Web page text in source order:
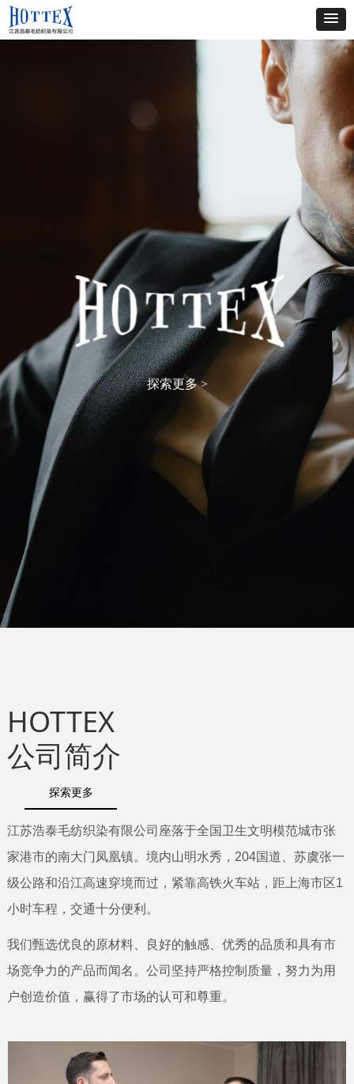
HOTTEX
公司简介
江苏浩泰毛纺织染有限公司座落于全国卫生文明模范城市张
家港市的南大门凤凰镇。境内山明水秀，204国道、苏虞张一
级公路和沿江高速穿境而过，紧靠高铁火车站，距上海市区1
小时车程，交通十分便利。
我们甄选优良的原材料、良好的触感、优秀的品质和具有市
场竞争力的产品而闻名。公司坚持严格控制质量，努力为用
户创造价值，赢得了市场的认可和尊重。
探索更多